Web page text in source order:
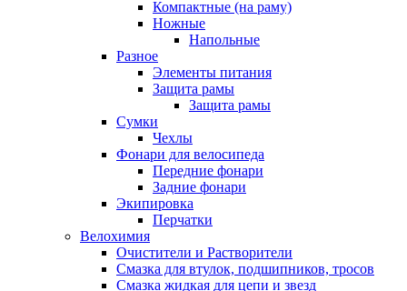
Компактные (на раму)
Ножные
Напольные
Разное
Элементы питания
Защита рамы
Защита рамы
Сумки
Чехлы
Фонари для велосипеда
Передние фонари
Задние фонари
Экипировка
Перчатки
Велохимия
Очистители и Растворители
Смазка для втулок, подшипников, тросов
Смазка жидкая для цепи и звезд